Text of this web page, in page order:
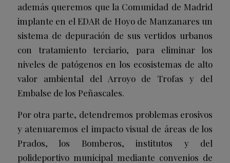
además queremos que la Comunidad de Madrid
implante en el EDAR de Hoyo de Manzanares un
sistema de depuración de sus vertidos urbanos
con tratamiento terciario, para eliminar los
niveles de patógenos en los ecosistemas de alto
valor ambiental del Arroyo de Trofas y del
Embalse de los Peñascales.
Por otra parte, detendremos problemas erosivos
y atenuaremos el impacto visual de áreas de los
Prados, los Bomberos, institutos y del
polideportivo municipal mediante convenios de